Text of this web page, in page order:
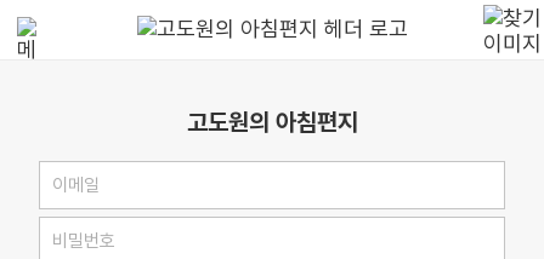
고도원의 아침편지